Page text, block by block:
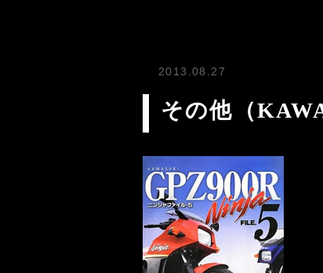
2013.08.27
その他（